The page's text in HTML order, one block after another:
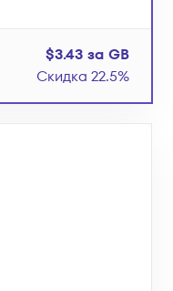
$3.43 за GB
Скидка 22.5%